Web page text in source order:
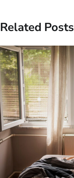
Related Posts